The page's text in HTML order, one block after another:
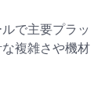
で主要プラッ
複雑さや機材